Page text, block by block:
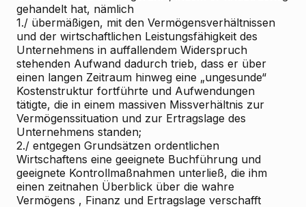
gehandelt hat, nämlich
1./ übermäßigen, mit den Vermögensverhältnissen
und der wirtschaftlichen Leistungsfähigkeit des
Unternehmens in auffallendem Widerspruch
stehenden Aufwand dadurch trieb, dass er über
einen langen Zeitraum hinweg eine „ungesunde“
Kostenstruktur fortführte und Aufwendungen
tätigte, die in einem massiven Missverhältnis zur
Vermögenssituation und zur Ertragslage des
Unternehmens standen;
2./ entgegen Grundsätzen ordentlichen
Wirtschaftens eine geeignete Buchführung und
geeignete Kontrollmaßnahmen unterließ, die ihm
einen zeitnahen Überblick über die wahre
Vermögens , Finanz und Ertragslage verschafft